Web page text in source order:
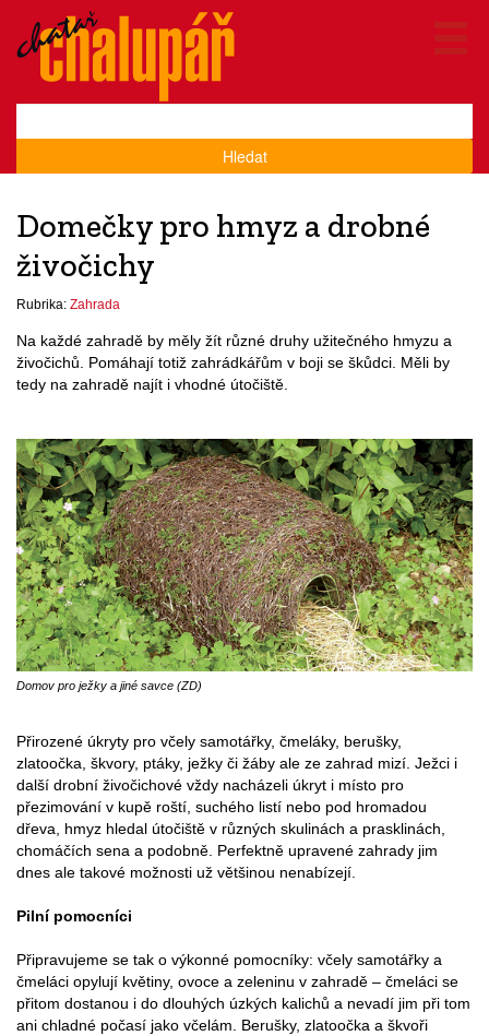
Hledat
Domečky pro hmyz a drobné
živočichy
Rubrika: Zahrada
Na každé zahradě by měly žít různé druhy užitečného hmyzu a
živočichů. Pomáhají totiž zahrádkářům v boji se škůdci. Měli by
tedy na zahradě najít i vhodné útočiště.
Domov pro ježky a jiné savce (ZD)
Přirozené úkryty pro včely samotářky, čmeláky, berušky,
zlatoočka, škvory, ptáky, ježky či žáby ale ze zahrad mizí. Ježci i
další drobní živočichové vždy nacházeli úkryt i místo pro
přezimování v kupě roští, suchého listí nebo pod hromadou
dřeva, hmyz hledal útočiště v různých skulinách a prasklinách,
chomáčích sena a podobně. Perfektně upravené zahrady jim
dnes ale takové možnosti už většinou nenabízejí.
Pilní pomocníci
Připravujeme se tak o výkonné pomocníky: včely samotářky a
čmeláci opylují květiny, ovoce a zeleninu v zahradě – čmeláci se
přitom dostanou i do dlouhých úzkých kalichů a nevadí jim při tom
ani chladné počasí jako včelám. Berušky, zlatoočka a škvoři